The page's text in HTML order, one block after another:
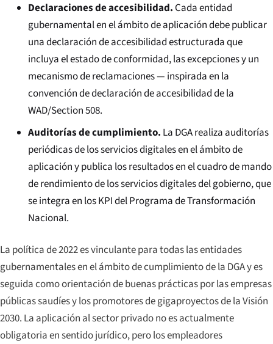
Declaraciones de accesibilidad.Cada entidad
gubernamental en el ámbito de aplicación debe publicar
una declaración de accesibilidad estructurada que
incluya el estado de conformidad, las excepciones y un
mecanismo de reclamaciones — inspirada en la
convención de declaración de accesibilidad de la
WAD/Section 508.
Auditorías de cumplimiento. La DGA realiza auditorías
periódicas de los servicios digitales en el ámbito de
aplicación y publica los resultados en el cuadro de mando
de rendimiento de los servicios digitales del gobierno, que
se integra en los KPI del Programa de Transformación
Nacional.
La política de 2022 es vinculante para todas las entidades
gubernamentales en el ámbito de cumplimiento de la DGA y es
seguida como orientación de buenas prácticas por las empresas
públicas saudíes y los promotores de gigaproyectos de la Visión
2030. La aplicación al sector privado no es actualmente
obligatoria en sentido jurídico, pero los empleadores